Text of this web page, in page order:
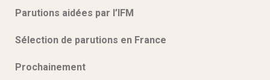
Parutions aidées par l’IFM
Sélection de parutions en France
Prochainement